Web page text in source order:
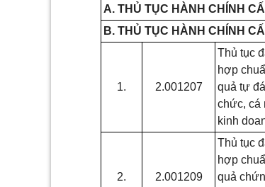
A. THỦ TỤC HÀNH CHÍNH
B. THỦ TỤC HÀNH CHÍNH
1. 2.001207
Thủ tục
hợp
quả tự
chức, cá
kinh
2. 2.001209
Thủ tục
hợp
quả